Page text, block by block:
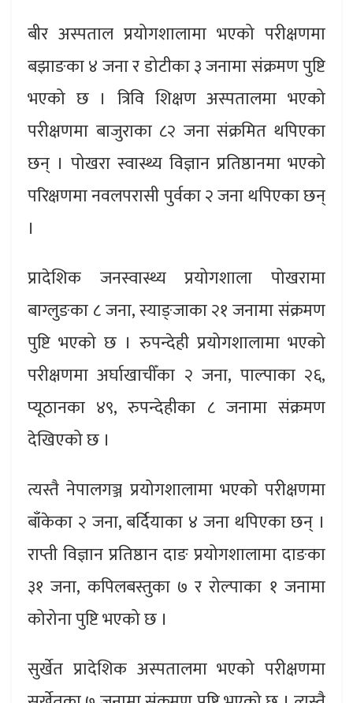
बीर अस्पताल प्रयोगशालामा भएको परीक्षणमा
बझाङका ४ जना र डोटीका ३ जनामा संक्रमण पुष्टि
भएको छ । त्रिवि शिक्षण अस्पतालमा भएको
परीक्षणमा बाजुराका ८२ जना संक्रमित थपिएका
छन् । पोखरा स्वास्थ्य विज्ञान प्रतिष्ठानमा भएको
परिक्षणमा नवलपरासी पुर्वका २ जना थपिएका छन्
।
प्रादेशिक जनस्वास्थ्य प्रयोगशाला पोखरामा
बाग्लुङका ८ जना, स्याङ्जाका २१ जनामा संक्रमण
पुष्टि भएको छ । रुपन्देही प्रयोगशालामा भएको
परीक्षणमा अर्घाखाचीँका २ जना, पाल्पाका २६,
प्यूठानका ४९, रुपन्देहीका ८ जनामा संक्रमण
देखिएको छ ।
त्यस्तै नेपालगञ्ज प्रयोगशालामा भएको परीक्षणमा
बाँकेका २ जना, बर्दियाका ४ जना थपिएका छन् ।
राप्ती विज्ञान प्रतिष्ठान दाङ प्रयोगशालामा दाङका
३१ जना, कपिलबस्तुका ७ र रोल्पाका १ जनामा
कोरोना पुष्टि भएको छ ।
सुर्खेत प्रादेशिक अस्पतालमा भएको परीक्षणमा